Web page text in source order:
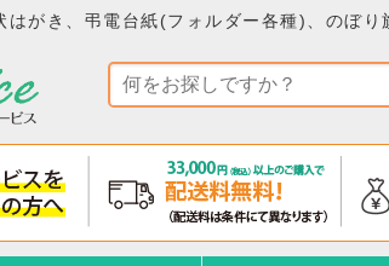
がき、弔電台紙(フォルダー各種)、のぼ